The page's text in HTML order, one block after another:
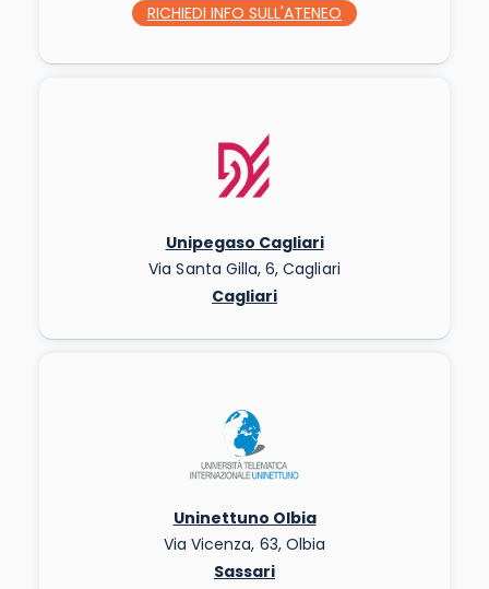
RICHIEDI INFO SULL'ATENEO
Unipegaso Cagliari
Via Santa Gilla, 6, Cagliari
Cagliari
Uninettuno Olbia
Via Vicenza, 63, Olbia
Sassari